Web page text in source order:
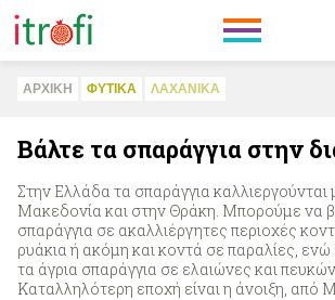
ΑΡΧΙΚΗ ΦΥΤΙΚA ΛΑΧΑΝΙΚA
Βάλτε τα σπαράγγια στην
Στην Ελλάδα τα σπαράγγια καλλιεργούνται
Μακεδονία και στην Θράκη. Μπορούμε να
σπαράγγια σε ακαλλιέργητες περιοχές
ρυάκια ή ακόμη και κοντά σε παραλίες, ενώ
τα άγρια σπαράγγια σε ελαιώνες και
Καταλληλότερη εποχή είναι η άνοιξη, από